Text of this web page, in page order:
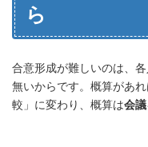
ら
合意形成が難しいのは、
無いからです。概算があ
較」に変わり、概算は会